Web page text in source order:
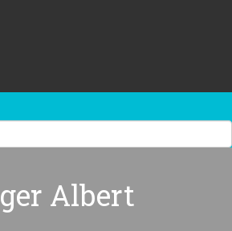
Albert